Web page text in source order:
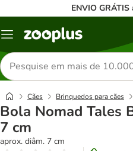
ENVIO
Menu
Pesquisar
produtos
Cães Brinquedos para cães
Bola Nomad Tales
7 cm
aprox. diâm. 7 cm